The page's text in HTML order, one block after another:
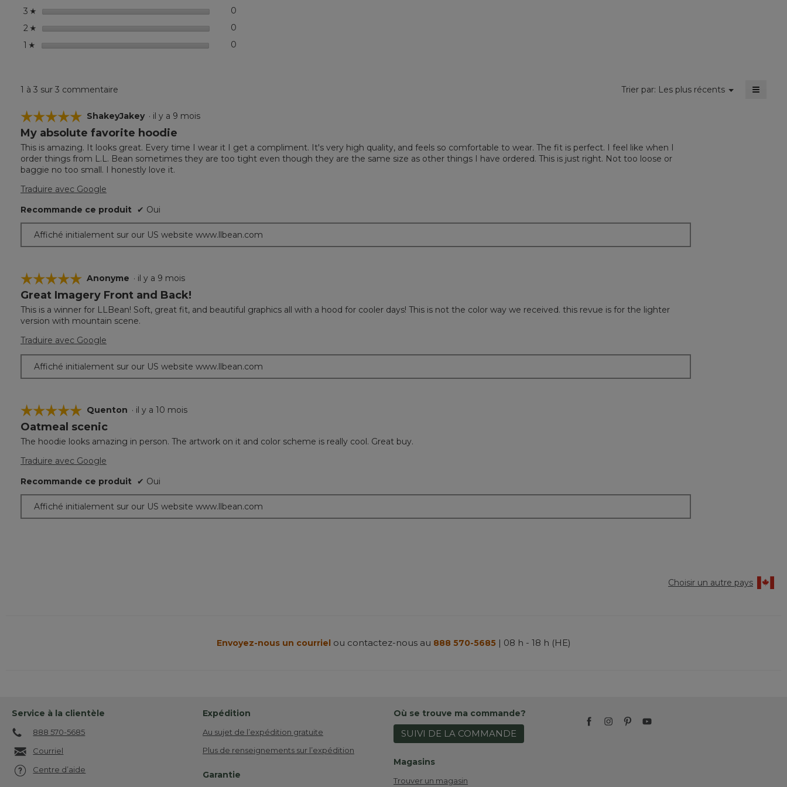
3 ☆ étoiles 0
2 ☆ étoiles 0
1 ☆ étoiles 0
1 à 3 sur 3 commentaire Trier par: Les plus récents ▼
Menu ≡
☆☆☆☆☆
☆☆☆☆☆
5
sur
5.
ShakeyJakey · il y a 9 mois
My absolute favorite hoodie
This is amazing. It looks great. Every time I wear it I get a compliment. It's very high quality, and feels so comfortable to wear. The fit is perfect. I feel like when I
order things from L.L. Bean sometimes they are too tight even though they are the same size as other things I have ordered. This is just right. Not too loose or
baggie no too small. I honestly love it.
Traduire avec Google
Recommande ce produit ✔ Oui
Affiché initialement sur our US website www.llbean.com
☆☆☆☆☆
☆☆☆☆☆
5
sur
5.
Anonyme · il y a 9 mois
Great Imagery Front and Back!
This is a winner for LLBean! Soft, great fit, and beautiful graphics all with a hood for cooler days! This is not the color way we received. this revue is for the lighter
version with mountain scene.
Traduire avec Google
Affiché initialement sur our US website www.llbean.com
☆☆☆☆☆
☆☆☆☆☆
5
sur
5.
Quenton · il y a 10 mois
Oatmeal scenic
The hoodie looks amazing in person. The artwork on it and color scheme is really cool. Great buy.
Traduire avec Google
Recommande ce produit ✔ Oui
Affiché initialement sur our US website www.llbean.com
Choisir un autre pays
Envoyez-nous un courrielou contactez-nous au 888 570-5685 | 08 h - 18 h (HE)
Service à la clientèle
888 570-5685
Courriel
Centre d’aide
Expédition
Au sujet de l’expédition gratuite
Plus de renseignements sur l’expédition
Garantie
Où se trouve ma commande?
SUIVI DE LA COMMANDE
Magasins
Trouver un magasin